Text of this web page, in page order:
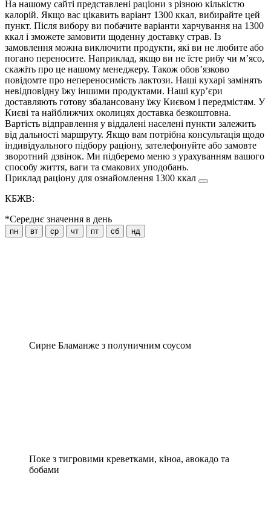
На нашому сайті представлені раціони з різною кількістю
калорій. Якщо вас цікавить варіант 1300 ккал, вибирайте цей
пункт. Після вибору ви побачите варіанти харчування на 1300
ккал і зможете замовити щоденну доставку страв. Із
замовлення можна виключити продукти, які ви не любите або
погано переносите. Наприклад, якщо ви не їсте рибу чи м’ясо,
скажіть про це нашому менеджеру. Також обов’язково
повідомте про непереносимість лактози. Наші кухарі замінять
невідповідну їжу іншими продуктами. Наші кур’єри
доставляють готову збалансовану їжу Києвом і передмістям. У
Києві та найближчих околицях доставка безкоштовна.
Вартість відправлення у віддалені населені пункти залежить
від дальності маршруту. Якщо вам потрібна консультація щодо
індивідуального підбору раціону, зателефонуйте або замовте
зворотний дзвінок. Ми підберемо меню з урахуванням вашого
способу життя, ваги та смакових уподобань.
Приклад раціону для ознайомлення 1300 ккал
КБЖВ:
*Середнє значення в день
пн вт ср чт пт сб нд
Сирне Бламанже з полуничним соусом
Поке з тигровими креветками, кіноа, авокадо та
бобами